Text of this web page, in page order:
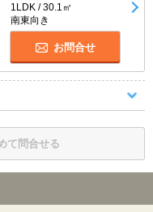
1LDK / 30.1㎡
南東向き
お問合せ
て問合せる